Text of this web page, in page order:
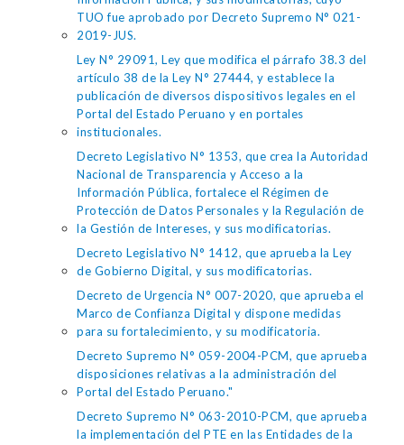
TUO fue aprobado por Decreto Supremo N° 021-
2019-JUS.
Ley N° 29091, Ley que modifica el párrafo 38.3 del
artículo 38 de la Ley N° 27444, y establece la
publicación de diversos dispositivos legales en el
Portal del Estado Peruano y en portales
institucionales.
Decreto Legislativo N° 1353, que crea la Autoridad
Nacional de Transparencia y Acceso a la
Información Pública, fortalece el Régimen de
Protección de Datos Personales y la Regulación de
la Gestión de Intereses, y sus modificatorias.
Decreto Legislativo N° 1412, que aprueba la Ley
de Gobierno Digital, y sus modificatorias.
Decreto de Urgencia N° 007-2020, que aprueba el
Marco de Confianza Digital y dispone medidas
para su fortalecimiento, y su modificatoria.
Decreto Supremo N° 059-2004-PCM, que aprueba
disposiciones relativas a la administración del
Portal del Estado Peruano."
Decreto Supremo N° 063-2010-PCM, que aprueba
la implementación del PTE en las Entidades de la